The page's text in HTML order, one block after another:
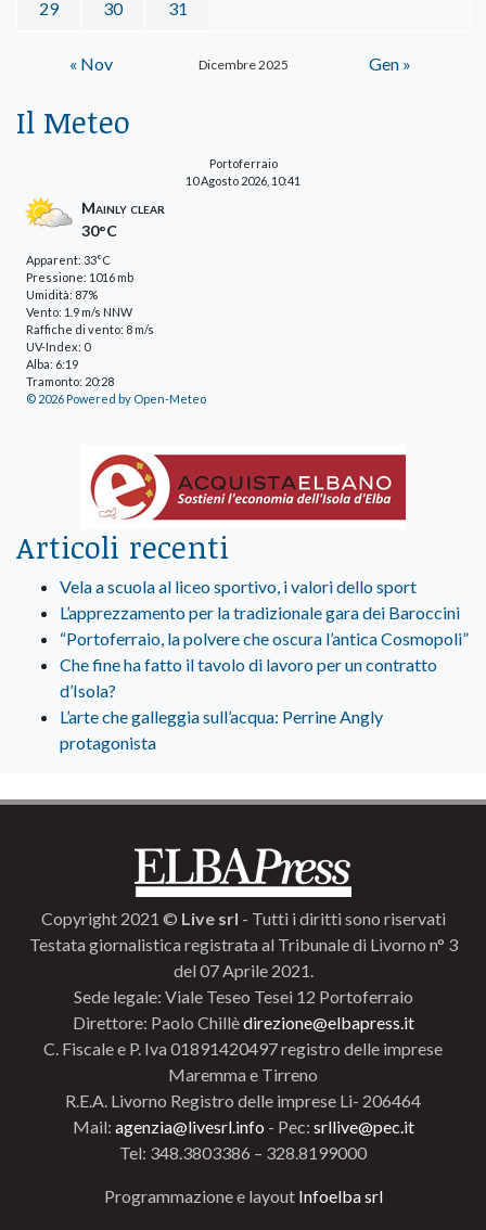
Dicembre 2025
29 30 31
« Nov Gen »
Il Meteo
Portoferraio
10 Agosto 2026, 10:41
Mainly clear
30°C
Apparent: 33°C
Pressione: 1016 mb
Umidità: 87%
Vento: 1.9 m/s NNW
Raffiche di vento: 8 m/s
UV-Index: 0
Alba: 6:19
Tramonto: 20:28
© 2026 Powered by Open-Meteo
Articoli recenti
Vela a scuola al liceo sportivo, i valori dello sport
L’apprezzamento per la tradizionale gara dei Baroccini
“Portoferraio, la polvere che oscura l’antica Cosmopoli”
Che fine ha fatto il tavolo di lavoro per un contratto
d’Isola?
L’arte che galleggia sull’acqua: Perrine Angly
protagonista
Copyright 2021 © Live srl - Tutti i diritti sono riservati
Testata giornalistica registrata al Tribunale di Livorno n° 3
del 07 Aprile 2021.
Sede legale: Viale Teseo Tesei 12 Portoferraio
Direttore: Paolo Chillèdirezione@elbapress.it
C. Fiscale e P. Iva 01891420497 registro delle imprese
Maremma e Tirreno
R.E.A. Livorno Registro delle imprese Li- 206464
Mail: agenzia@livesrl.info - Pec: srllive@pec.it
Tel: 348.3803386 – 328.8199000
Programmazione e layout Infoelba srl